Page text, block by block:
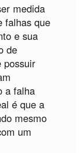
medida
falhas que
e sua
de
possuir
a falha
é que a
mesmo
um